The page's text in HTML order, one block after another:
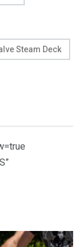
Steam Deck